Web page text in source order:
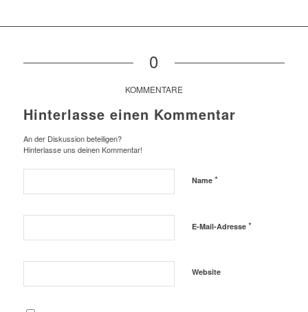
0
KOMMENTARE
Hinterlasse einen Kommentar
An der Diskussion beteiligen?
Hinterlasse uns deinen Kommentar!
Name *
E-Mail-Adresse *
Website